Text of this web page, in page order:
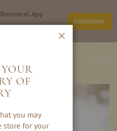
App
Installieren
Suche
OF
you may
store for your